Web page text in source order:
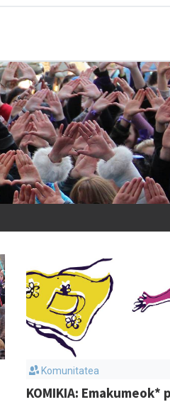
Komunitatea
KOMIKIA: Emakumeok*